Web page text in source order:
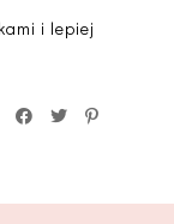
i lepiej